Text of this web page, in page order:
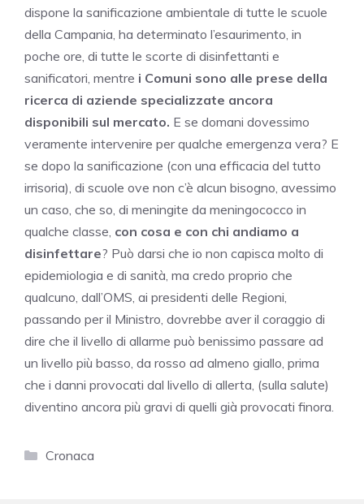
dispone la sanificazione ambientale di tutte le scuole
della Campania, ha determinato l’esaurimento, in
poche ore, di tutte le scorte di disinfettanti e
sanificatori, mentre i Comuni sono alle prese della
ricerca di aziende specializzate ancora
disponibili sul mercato. E se domani dovessimo
veramente intervenire per qualche emergenza vera? E
se dopo la sanificazione (con una efficacia del tutto
irrisoria), di scuole ove non c’è alcun bisogno, avessimo
un caso, che so, di meningite da meningococco in
qualche classe, con cosa e con chi andiamo a
disinfettare? Può darsi che io non capisca molto di
epidemiologia e di sanità, ma credo proprio che
qualcuno, dall’OMS, ai presidenti delle Regioni,
passando per il Ministro, dovrebbe aver il coraggio di
dire che il livello di allarme può benissimo passare ad
un livello più basso, da rosso ad almeno giallo, prima
che i danni provocati dal livello di allerta, (sulla salute)
diventino ancora più gravi di quelli già provocati finora.
Categorie
Cronaca